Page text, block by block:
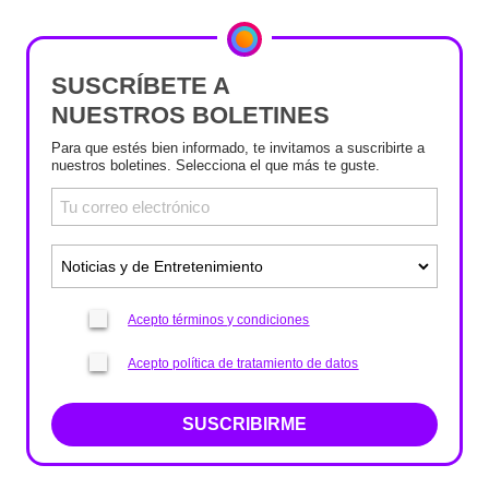
SUSCRÍBETE A
NUESTROS BOLETINES
Para que estés bien informado, te invitamos a suscribirte a
nuestros boletines. Selecciona el que más te guste.
Acepto términos y condiciones
Acepto política de tratamiento de datos
SUSCRIBIRME